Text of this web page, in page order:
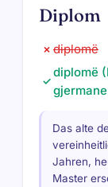
Diplom
✗ diplomë
✓
diplomë
Das alte
Jahren,
Master